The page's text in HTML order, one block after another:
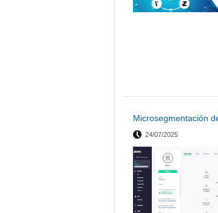
Microsegmentación
24/07/2025